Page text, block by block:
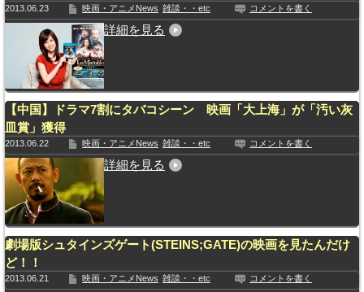
2013.06.23 映画・アニメNews 雑談・・etc コメントを書く
詳細を見る
【中国】ドラマ7割にタバコシーン 映画「大上海」が「汚い灰
皿賞」獲得
2013.06.22 映画・アニメNews 雑談・・etc コメントを書く
詳細を見る
劇場版シュタインズゲート(STEINS;GATE)の映画を見たんだけ
ど！！
2013.06.21 映画・アニメNews 雑談・・etc コメントを書く